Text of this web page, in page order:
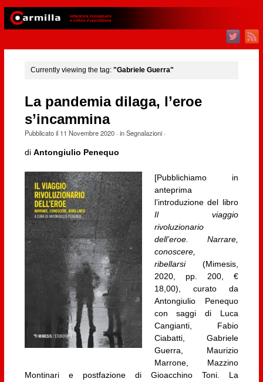
Currently viewing the tag: "Gabriele Guerra"
La pandemia dilaga, l’eroe
s’incammina
Pubblicato il 11 Novembre 2020· inSegnalazioni·
di Antongiulio Penequo
[Pubblichiamo in
anteprima
l’introduzione del libro
Il viaggio
rivoluzionario
dell’eroe. Narrare,
conoscere,
ribellarsi(Mimesis,
2020, pp. 200, €
18,00), curato da
Antongiulio Penequo
con saggi di Luca
Cangianti, Fabio
Ciabatti, Gabriele
Guerra, Maurizio
Marrone, Mazzino
Montinari e postfazione di Gioacchino Toni. La